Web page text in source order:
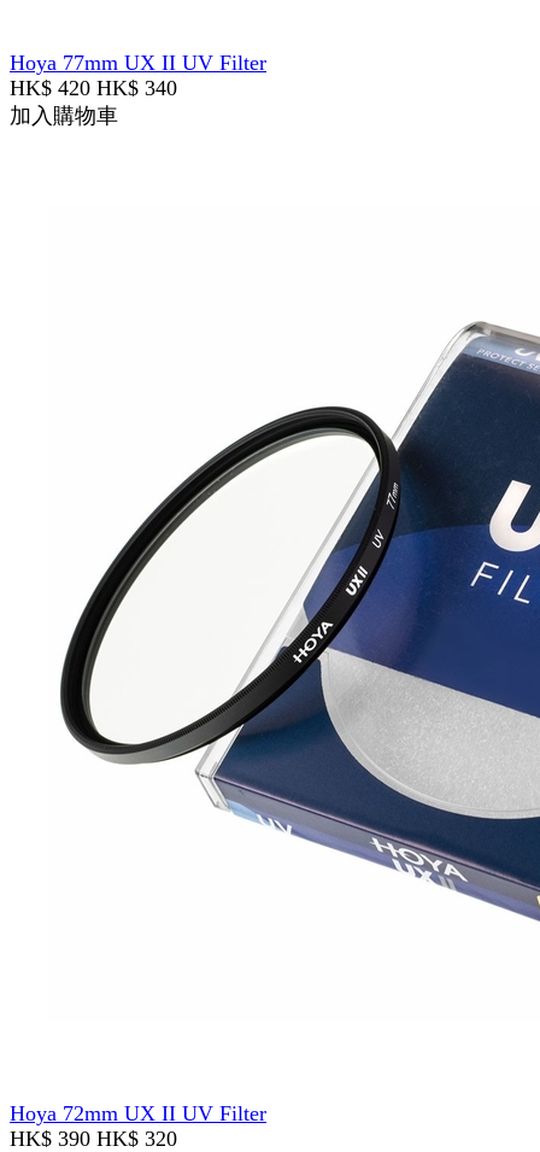
Hoya 77mm UX II UV Filter
HK$ 420 HK$ 340
加入購物車
Hoya 72mm UX II UV Filter
HK$ 390 HK$ 320